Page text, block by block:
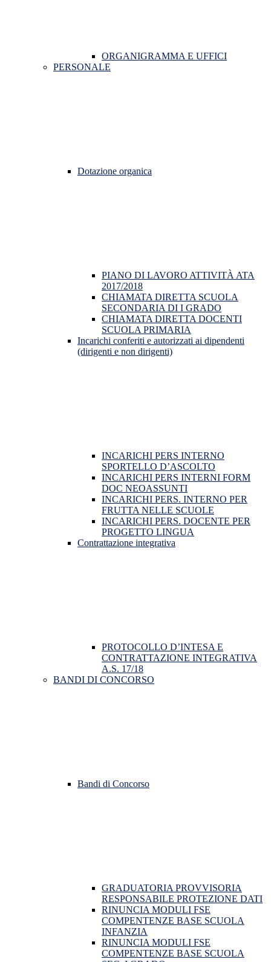
ORGANIGRAMMA E UFFICI
PERSONALE
Dotazione organica
PIANO DI LAVORO ATTIVITÀ ATA
2017/2018
CHIAMATA DIRETTA SCUOLA
SECONDARIA DI I GRADO
CHIAMATA DIRETTA DOCENTI
SCUOLA PRIMARIA
Incarichi conferiti e autorizzati ai dipendenti
(dirigenti e non dirigenti)
INCARICHI PERS INTERNO
SPORTELLO D’ASCOLTO
INCARICHI PERS INTERNI FORM
DOC NEOASSUNTI
INCARICHI PERS. INTERNO PER
FRUTTA NELLE SCUOLE
INCARICHI PERS. DOCENTE PER
PROGETTO LINGUA
Contrattazione integrativa
PROTOCOLLO D’INTESA E
CONTRATTAZIONE INTEGRATIVA
A.S. 17/18
BANDI DI CONCORSO
Bandi di Concorso
GRADUATORIA PROVVISORIA
RESPONSABILE PROTEZIONE DATI
RINUNCIA MODULI FSE
COMPENTENZE BASE SCUOLA
INFANZIA
RINUNCIA MODULI FSE
COMPENTENZE BASE SCUOLA